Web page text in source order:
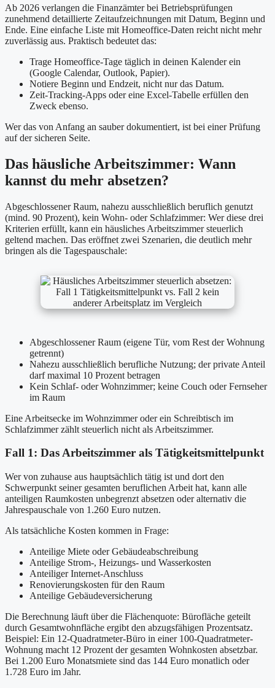
Ab 2026 verlangen die Finanzämter bei Betriebsprüfungen
zunehmend detaillierte Zeitaufzeichnungen mit Datum, Beginn und
Ende. Eine einfache Liste mit Homeoffice-Daten reicht nicht mehr
zuverlässig aus. Praktisch bedeutet das:
Trage Homeoffice-Tage täglich in deinen Kalender ein
(Google Calendar, Outlook, Papier).
Notiere Beginn und Endzeit, nicht nur das Datum.
Zeit-Tracking-Apps oder eine Excel-Tabelle erfüllen den
Zweck ebenso.
Wer das von Anfang an sauber dokumentiert, ist bei einer Prüfung
auf der sicheren Seite.
Das häusliche Arbeitszimmer: Wann
kannst du mehr absetzen?
Abgeschlossener Raum, nahezu ausschließlich beruflich genutzt
(mind. 90 Prozent), kein Wohn- oder Schlafzimmer: Wer diese drei
Kriterien erfüllt, kann ein häusliches Arbeitszimmer steuerlich
geltend machen. Das eröffnet zwei Szenarien, die deutlich mehr
bringen als die Tagespauschale:
Abgeschlossener Raum (eigene Tür, vom Rest der Wohnung
getrennt)
Nahezu ausschließlich berufliche Nutzung; der private Anteil
darf maximal 10 Prozent betragen
Kein Schlaf- oder Wohnzimmer; keine Couch oder Fernseher
im Raum
Eine Arbeitsecke im Wohnzimmer oder ein Schreibtisch im
Schlafzimmer zählt steuerlich nicht als Arbeitszimmer.
Fall 1: Das Arbeitszimmer als Tätigkeitsmittelpunkt
Wer von zuhause aus hauptsächlich tätig ist und dort den
Schwerpunkt seiner gesamten beruflichen Arbeit hat, kann alle
anteiligen Raumkosten unbegrenzt absetzen oder alternativ die
Jahrespauschale von 1.260 Euro nutzen.
Als tatsächliche Kosten kommen in Frage:
Anteilige Miete oder Gebäudeabschreibung
Anteilige Strom-, Heizungs- und Wasserkosten
Anteiliger Internet-Anschluss
Renovierungskosten für den Raum
Anteilige Gebäudeversicherung
Die Berechnung läuft über die Flächenquote: Bürofläche geteilt
durch Gesamtwohnfläche ergibt den abzugsfähigen Prozentsatz.
Beispiel: Ein 12-Quadratmeter-Büro in einer 100-Quadratmeter-
Wohnung macht 12 Prozent der gesamten Wohnkosten absetzbar.
Bei 1.200 Euro Monatsmiete sind das 144 Euro monatlich oder
1.728 Euro im Jahr.